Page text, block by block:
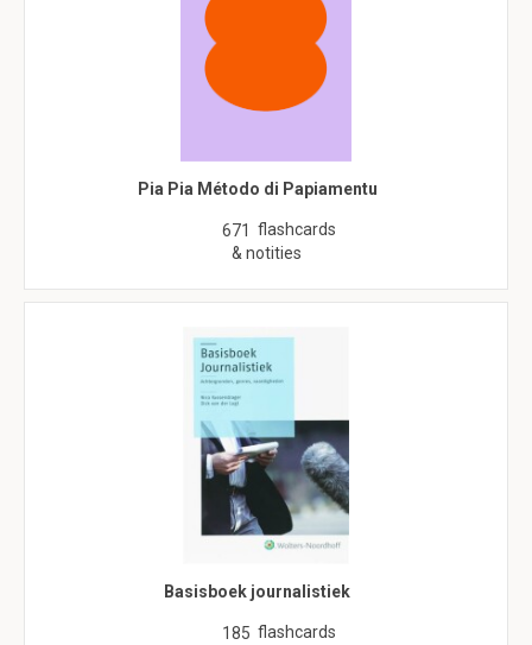
Pia Pia Método di Papiamentu
671 flashcards
& notities
Basisboek journalistiek
185 flashcards